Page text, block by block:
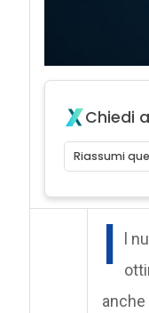
Chiedi
Riassumi
I l